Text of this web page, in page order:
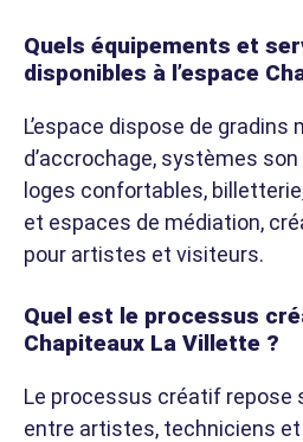
Quels équipements et
disponibles à l’espace
L’espace dispose de
d’accrochage, systèmes
loges confortables,
et espaces de médiation,
pour artistes et visiteurs.
Quel est le processus
Chapiteaux La Villette ?
Le processus créatif repose
entre artistes, techniciens